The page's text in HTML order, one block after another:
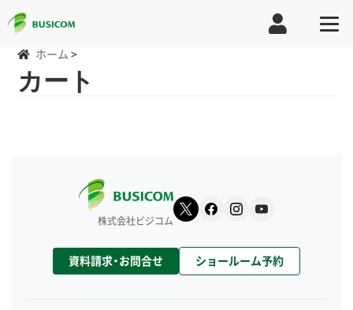
ホーム >
カート
株式会社ビジコム
資料請求・お問合せ ショールーム予約